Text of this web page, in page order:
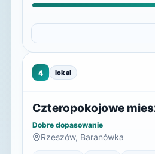
4 lokal
Czteropokojowe
Dobre dopasowanie
Rzeszów, Baranówka